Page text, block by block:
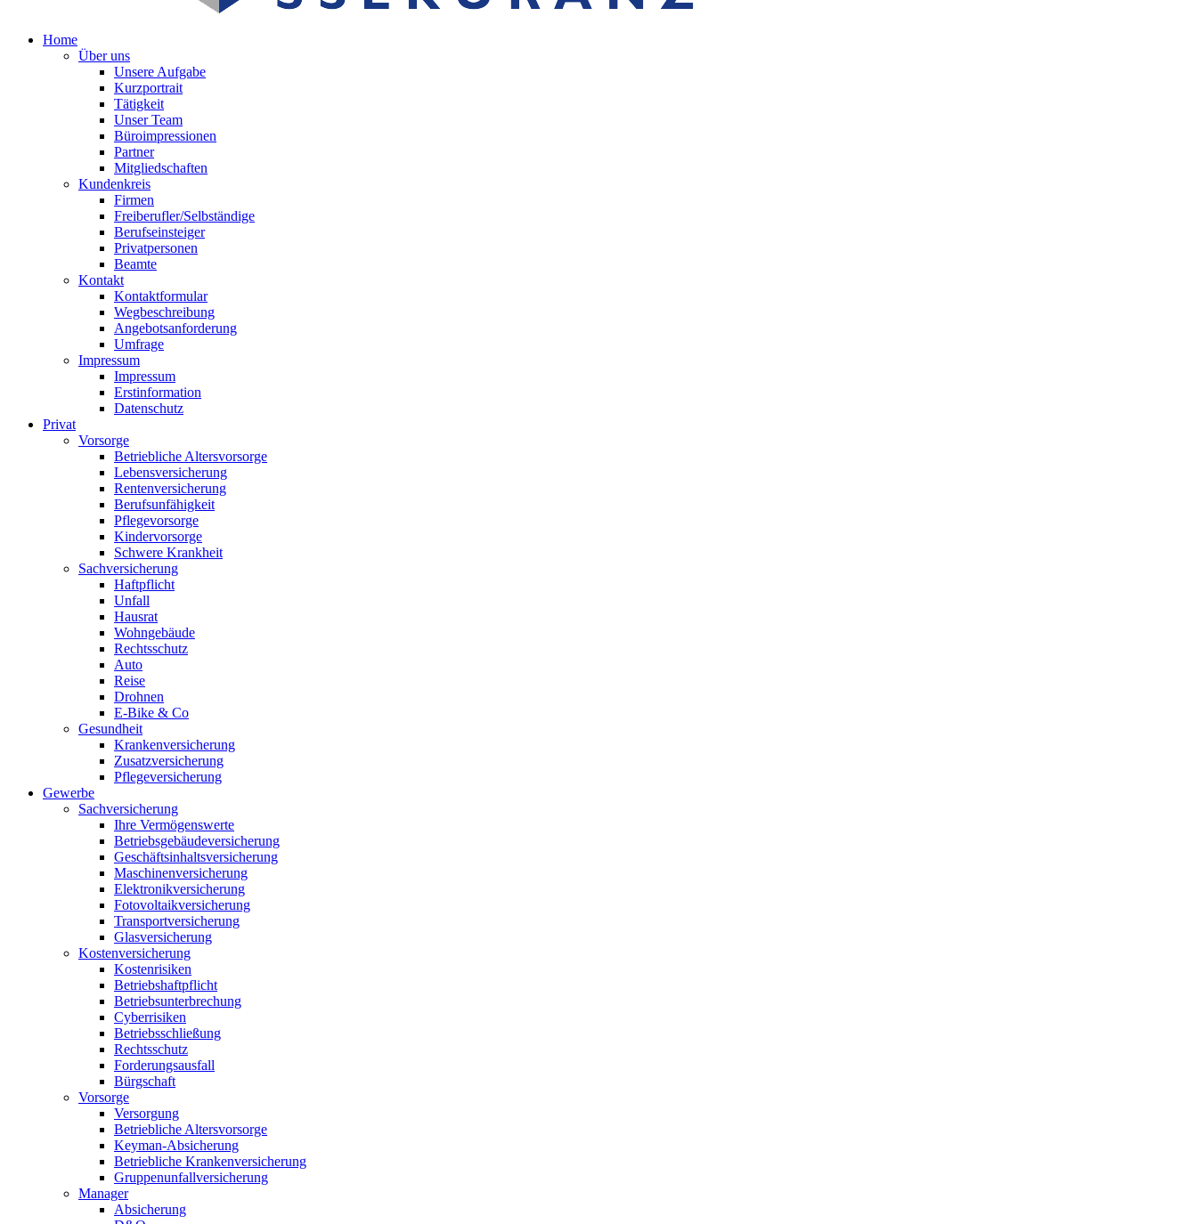
Home
Über uns
Unsere Aufgabe
Kurzportrait
Tätigkeit
Unser Team
Büroimpressionen
Partner
Mitgliedschaften
Kundenkreis
Firmen
Freiberufler/Selbständige
Berufseinsteiger
Privatpersonen
Beamte
Kontakt
Kontaktformular
Wegbeschreibung
Angebotsanforderung
Umfrage
Impressum
Impressum
Erstinformation
Datenschutz
Privat
Vorsorge
Betriebliche Altersvorsorge
Lebensversicherung
Rentenversicherung
Berufsunfähigkeit
Pflegevorsorge
Kindervorsorge
Schwere Krankheit
Sachversicherung
Haftpflicht
Unfall
Hausrat
Wohngebäude
Rechtsschutz
Auto
Reise
Drohnen
E-Bike & Co
Gesundheit
Krankenversicherung
Zusatzversicherung
Pflegeversicherung
Gewerbe
Sachversicherung
Ihre Vermögenswerte
Betriebsgebäudeversicherung
Geschäftsinhaltsversicherung
Maschinenversicherung
Elektronikversicherung
Fotovoltaikversicherung
Transportversicherung
Glasversicherung
Kostenversicherung
Kostenrisiken
Betriebshaftpflicht
Betriebsunterbrechung
Cyberrisiken
Betriebsschließung
Rechtsschutz
Forderungsausfall
Bürgschaft
Vorsorge
Versorgung
Betriebliche Altersvorsorge
Keyman-Absicherung
Betriebliche Krankenversicherung
Gruppenunfallversicherung
Manager
Absicherung